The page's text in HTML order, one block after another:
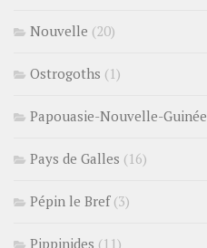
Nouvelle (20)
Ostrogoths (1)
Papouasie-Nouvelle-Guinée
Pays de Galles (16)
Pépin le Bref(3)
Pippinides (11)